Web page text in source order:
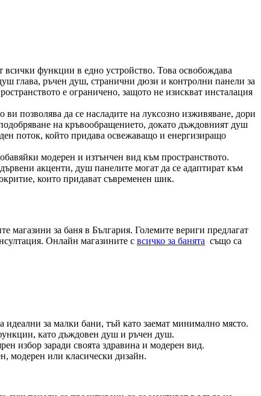
всички функции в едно устройство. Това освобождава
глава, ръчен душ, странични дюзи и контролни панели за
е ограничено, защото не изискват инсталация
позволява да се насладите на луксозно изживяване, дори
на кръвообращението, докато дъждовният душ
поток, който придава освежаващо и енергизиращо
модерен и изтънчен вид към пространството.
акценти, душ панелите могат да се адаптират към
които придават съвременен шик.
магазини за баня в България. Големите вериги предлагат
Онлайн магазините с всичко за банята също са
за малки бани, тъй като заемат минимално място.
като дъждовен душ и ръчен душ.
избор заради своята здравина и модерен вид.
модерен или класически дизайн.